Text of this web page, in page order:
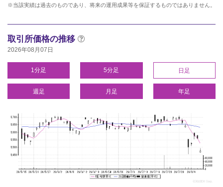
※当該実績は過去のものであり、将来の運用成果等を保証するものではありません。
取引所価格の推移
2026年08月07日
1分足 5分足 日足
週足 月足 年足